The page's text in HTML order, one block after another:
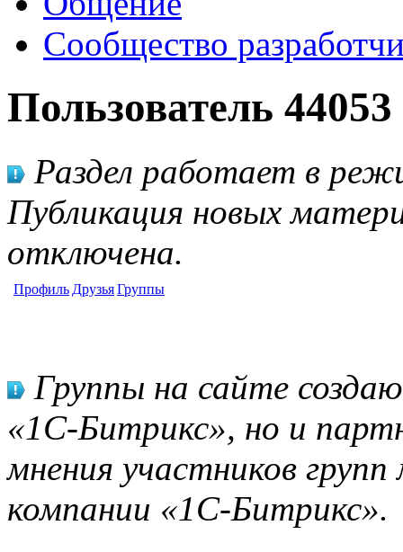
Сообщество
Пользователь 44053
Раздел работает в
Публикация новых
отключена.
Профиль ДрузьяГруппы
Группы на сайте
«1С-Битрикс», но и
мнения участников
компании «1С-Битрикс».